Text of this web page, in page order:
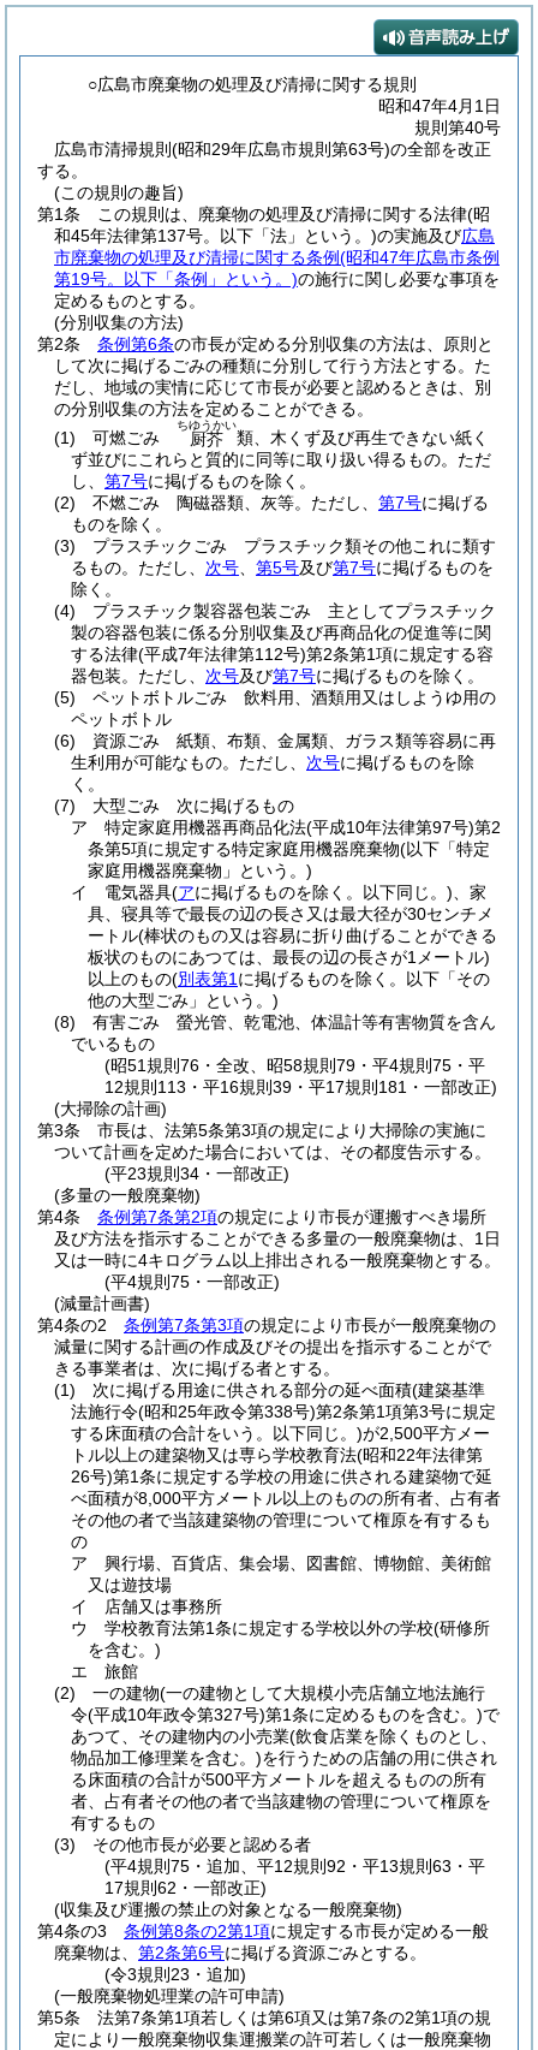
○広島市廃棄物の処理及び清掃に関する規則
昭和47年4月1日
規則第40号
広島市清掃規則(昭和29年広島市規則第63号)の全部を改正
する。
(この規則の趣旨)
第1条
この規則は、廃棄物の処理及び清掃に関する法律(昭
和45年法律第137号。以下「法」という。)の実施及び広島
市廃棄物の処理及び清掃に関する条例(昭和47年広島市条例
第19号。以下「条例」という。)の施行に関し必要な事項を
定めるものとする。
(分別収集の方法)
第2条
条例第6条の市長が定める分別収集の方法は、原則と
して次に掲げるごみの種類に分別して行う方法とする。 た
だし、地域の実情に応じて市長が必要と認めるときは、別
の分別収集の方法を定めることができる。
(1)
可燃ごみ 厨芥
ちゆうかい
類、木くず及び再生できない紙く
ず並びにこれらと質的に同等に取り扱い得るもの。 ただ
し、 第7号に掲げるものを除く。
(2)
不燃ごみ 陶磁器類、灰等。 ただし、 第7号に掲げる
ものを除く。
(3)
プラスチックごみ プラスチック類その他これに類す
るもの。 ただし、 次号 第5号及び第7号に掲げるものを
除く。
(4)
プラスチック製容器包装ごみ 主としてプラスチック
製の容器包装に係る分別収集及び再商品化の促進等に関
する法律(平成7年法律第112号)第2条第1項に規定する容
器包装。 ただし、 次号及び第7号に掲げるものを除く。
(5)
ペットボトルごみ 飲料用、酒類用又はしようゆ用の
ペットボトル
(6)
資源ごみ 紙類、布類、金属類、ガラス類等容易に再
生利用が可能なもの。 ただし、 次号に掲げるものを除
く。
(7)
大型ごみ 次に掲げるもの
ア
特定家庭用機器再商品化法(平成10年法律第97号)第2
条第5項に規定する特定家庭用機器廃棄物(以下「特定
家庭用機器廃棄物」という。)
イ
電気器具(アに掲げるものを除く。以下同じ。) 、家
具、寝具等で最長の辺の長さ又は最大径が30センチメ
ートル(棒状のもの又は容易に折り曲げることができる
板状のものにあつては、最長の辺の長さが1メートル)
以上のもの(別表第1 に掲げるものを除く。以下「その
他の大型ごみ」という。)
(8)
有害ごみ 螢光管、乾電池、体温計等有害物質を含ん
でいるもの
(昭51規則76・全改、昭58規則79・平4規則75・平
12規則113・平16規則39・平17規則181・一部改正)
(大掃除の計画)
第3条
市長は、法第5条第3項の規定により大掃除の実施に
ついて計画を定めた場合においては、その都度告示する。
(平23規則34・一部改正)
(多量の一般廃棄物)
第4条
条例第7条第2項の規定により市長が運搬すべき場所
及び方法を指示することができる多量の一般廃棄物は、1日
又は一時に4キログラム以上排出される一般廃棄物とする。
(平4規則75・一部改正)
(減量計画書)
第4条の2
条例第7条第3項の規定により市長が一般廃棄物の
減量に関する計画の作成及びその提出を指示することがで
きる事業者は、次に掲げる者とする。
(1)
次に掲げる用途に供される部分の延べ面積(建築基準
法施行令(昭和25年政令第338号)第2条第1項第3号に規定
する床面積の合計をいう。以下同じ。)が2,500平方メー
トル以上の建築物又は専ら学校教育法(昭和22年法律第
26号)第1条に規定する学校の用途に供される建築物で延
べ面積が8,000平方メートル以上のものの所有者、占有者
その他の者で当該建築物の管理について権原を有するも
の
ア
興行場、百貨店、集会場、図書館、博物館、美術館
又は遊技場
イ
店舗又は事務所
ウ
学校教育法第1条に規定する学校以外の学校(研修所
を含む。)
エ
旅館
(2)
一の建物(一の建物として大規模小売店舗立地法施行
令(平成10年政令第327号)第1条に定めるものを含む。)で
あつて、その建物内の小売業(飲食店業を除くものとし、
物品加工修理業を含む。)を行うための店舗の用に供され
る床面積の合計が500平方メートルを超えるものの所有
者、占有者その他の者で当該建物の管理について権原を
有するもの
(3)
その他市長が必要と認める者
(平4規則75・追加、平12規則92・平13規則63・平
17規則62・一部改正)
(収集及び運搬の禁止の対象となる一般廃棄物)
第4条の3
条例第8条の2第1項に規定する市長が定める一般
廃棄物は、 第2条第6号に掲げる資源ごみとする。
(令3規則23・追加)
(一般廃棄物処理業の許可申請)
第5条
法第7条第1項若しくは第6項又は第7条の2第1項の規
定により一般廃棄物収集運搬業の許可若しくは一般廃棄物